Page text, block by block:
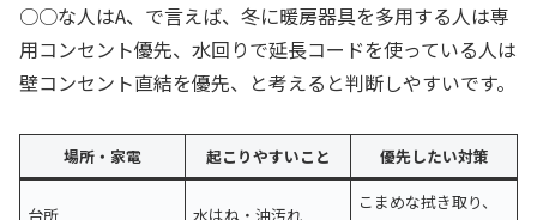
○○な人はA、で言えば、冬に暖房器具を多用する人は専
用コンセント優先、水回りで延長コードを使っている人は
壁コンセント直結を優先、と考えると判断しやすいです。
場所・家電 起こりやすいこと 優先したい対策
台所 水はね・油汚れ
こまめな拭き取り、